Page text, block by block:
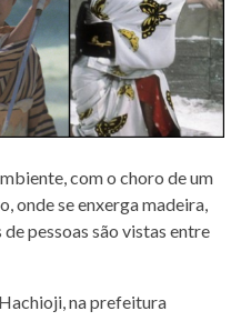
com o choro de um
onde se enxerga madeira,
pessoas são vistas entre
na prefeitura